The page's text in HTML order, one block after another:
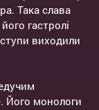
Така слава
гастролі
виходили
Його монологи